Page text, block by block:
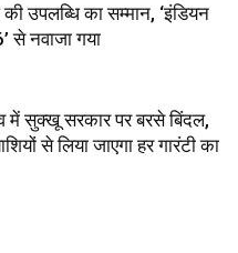
उपलब्धि का सम्मान, ‘इंडियन
से नवाजा गया
में सुक्खू सरकार पर बरसे बिंदल,
से लिया जाएगा हर गारंटी का